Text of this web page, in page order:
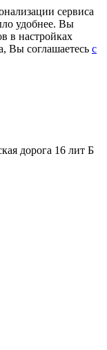
сервиса
удобнее. Вы
в настройках
Вы соглашаетесь c
дорога 16 лит Б